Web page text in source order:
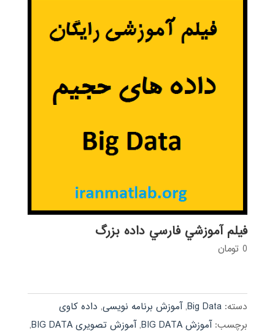
فيلم آموزشي فارسي داده بزرگ
0 تومان
دسته: Big Data
,آموزش برنامه نویسی, داده کاوی
برچسب:آموزش BIG DATA ,آموزش تصویری BIG DATA
,